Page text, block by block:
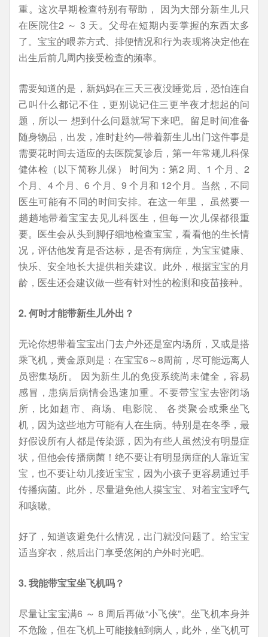
重。这次早期检查特别有帮助， 因为大部分新生儿只
在医院住2 ～ 3 天。父母在短期内要掌握的东西太多
了。宝宝的喂养方式、排便情况和行为表现将决定他在
出生后前几周内接受检查的频率。
需要知道的是，新妈妈在三天三夜没睡觉后，恐怕连自
己叫什么都记不住，更别说记住三更半夜才想起的问
题，所以一 想到什么问题就写下来吧。留足时间准备
随身物品，出发，准时赴约—带着新生儿出门这件事是
需要花时间去适应的去医院复诊后，第一年常规儿科保
健体检（以下简称儿保） 时间为：第2 周、1 个月、2
个月、4 个月、6 个月、9 个月和 12个月。当然，不同
医生可能有不同的时间安排。在这一年里， 虽然要一
趟趟地带着宝宝去见儿科医生，但每一次儿保都很重
要。医生会从头到脚仔细地检查宝宝，看看他的生长情
况，评估他发育是否达标，是否有病症，为宝宝健康、
快乐、安全地长大提供相关建议。此外，根据宝宝的月
龄，医生还会建议做一些有针对性的检测和疫苗接种。
2. 何时才能带新生儿外出？
无论你想带着宝宝出门去户外还是室内场所，又或是搭
乘飞机，黄金原则是：在宝宝6～8周前，尽可能远离人
员密集场所。 因为新生儿的免疫系统尚未健全，容易
感冒，患病后病情会迅速加重。不要带宝宝去密闭场
所，比如超市、商场、电影院、 各类聚会或乘坐飞
机，因为这些地方可能有人在生病。特别是在冬季，最
好假设所有人都是传染源，因为有些人虽然没有明显症
状，但他会传播病菌！绝不要让有明显病症的人靠近宝
宝，也不要让幼儿接近宝宝，因为小孩子更容易通过手
传播病菌。此外，尽量避免他人摸宝宝、对着宝宝呼气
和咳嗽。
好了，知道该避免什么情况，出门就没问题了。给宝宝
适当穿衣，然后出门享受悠闲的户外时光吧。
3. 我能带宝宝坐飞机吗？
尽量让宝宝满6 ～ 8 周后再做“小飞侠”。坐飞机本身并
不危险，但在飞机上可能接触到病人，此外，坐飞机可